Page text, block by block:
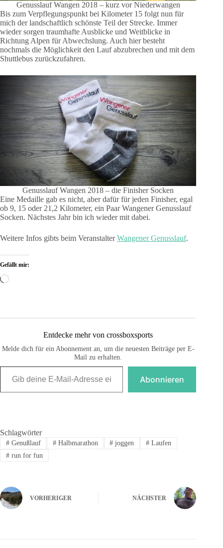
Genusslauf Wangen 2018 – kurz vor Niederwangen
Bis zum Verpflegungspunkt bei Kilometer 15 folgt nun für
mich der landschaftlich schönste Teil der Strecke. Immer
wieder sorgen traumhafte Ausblicke und Weitblicke in
Richtung Alpen für Abwechslung. Auch hier besteht
nochmals die Möglichkeit den Lauf abzubrechen und mit dem
Shuttlebus zurückzufahren.
Genusslauf Wangen 2018 – die Finisher Socken
Eine Medaille gab es nicht, aber dafür für jeden Finisher, egal
ob 9, 15 oder 21,2 Kilometer, ein Paar Wangener Genusslauf
Socken. Nächstes Jahr bin ich wieder mit dabei.
Weitere Infos gibts beim VeranstalterWangener Genusslauf.
Gefällt mir:
Wird
Entdecke mehr von crossboxsports
Melde dich für ein Abonnement an, um die neuesten Beiträge per E-
Mail zu erhalten.
Gib deine E-Mail-Adresse ein ...
Abonnieren
Schlagwörter
#Genußlauf #Halbmarathon # joggen # Laufen
#run for fun
VORHERIGER NÄCHSTER